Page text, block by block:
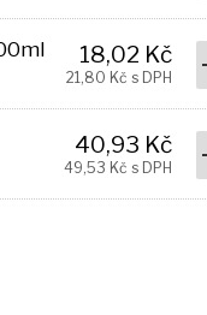
18,02 Kč
21,80 Kč s DPH
40,93 Kč
49,53 Kč s DPH